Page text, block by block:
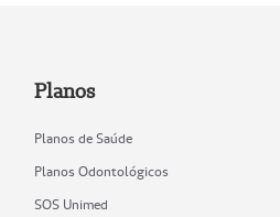
Planos
Planos de Saúde
Planos Odontológicos
SOS Unimed